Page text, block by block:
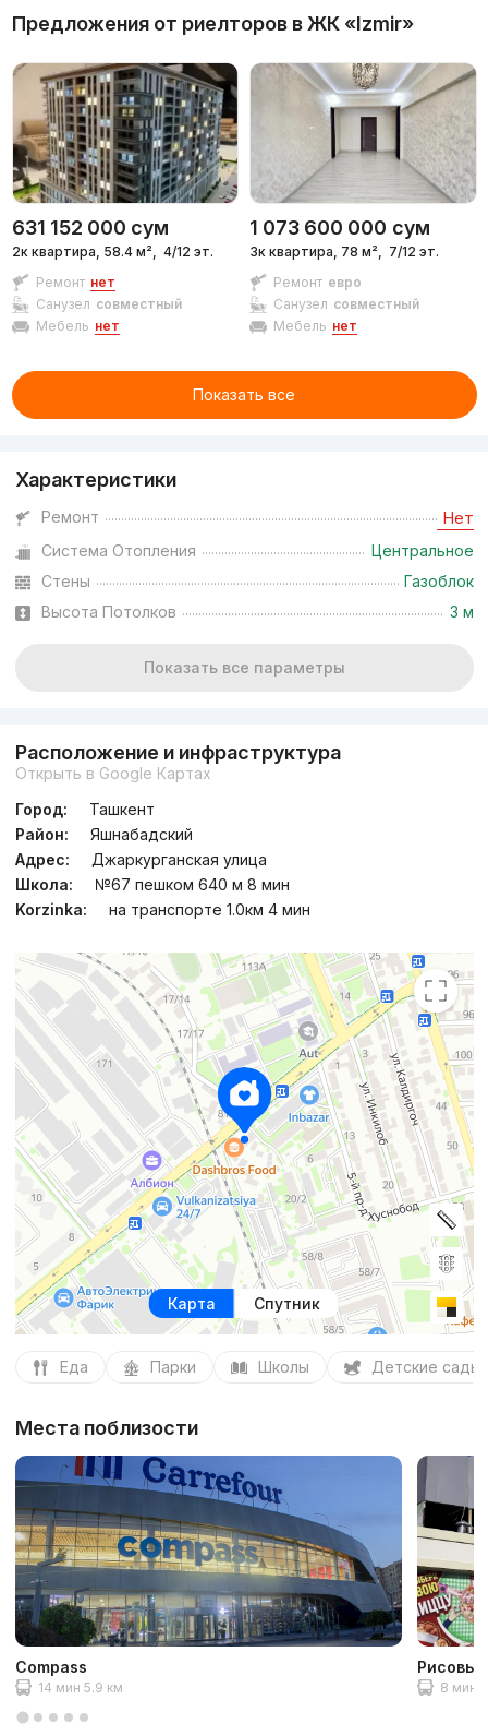
Предложения от риелторов в ЖК «Izmir»
631 152 000 сум
2к квартира, 58.4 м², 4/12 эт.
Ремонт нет
Санузел совместный
Мебель нет
1 073 600 000 сум
3к квартира, 78 м², 7/12 эт.
Ремонт евро
Санузел совместный
Мебель нет
Показать все
Характеристики
Ремонт Нет
Система Отопления
Центральное
Стены
Газоблок
Высота Потолков
3 м
Показать все параметры
Расположение и инфраструктура
Открыть в Google Картах
Город:
Ташкент
Район:
Яшнабадский
Адрес:
Джаркурганская улица
Школа:
№67 пешком 640 м 8 мин
Korzinka:
на транспорте 1.0км 4 мин
Карта Спутник
Еда Парки Школы Детские сады
Места поблизости
Compass
14 мин 5.9 км 8 мин